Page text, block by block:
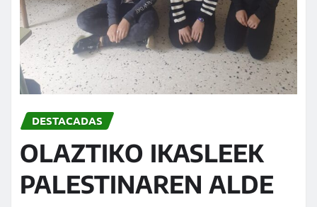
DESTACADAS
OLAZTIKO IKASLEEK
PALESTINAREN ALDE